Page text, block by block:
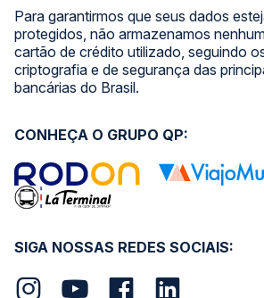
Para garantirmos que seus dados
protegidos, não armazenamos
cartão de crédito utilizado, seguindo
criptografia e de segurança das
bancárias do Brasil.
SIGA NOSSAS REDES SOCIAIS:
CONHEÇA O GRUPO QP: